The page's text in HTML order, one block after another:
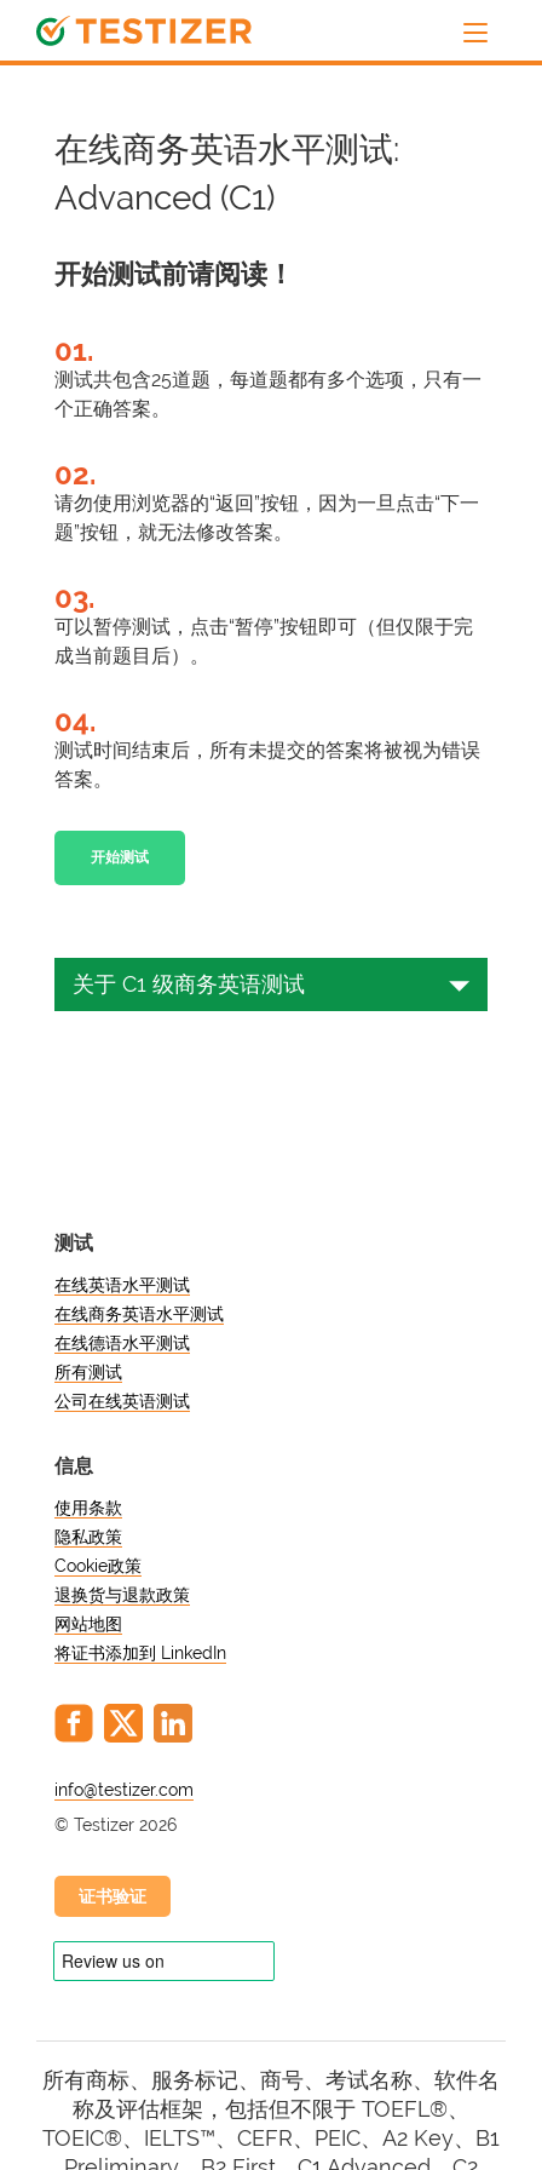
在线商务英语水平测试:
Advanced (C1)
开始测试前请阅读！
01.
测试共包含25道题，每道题都有多个选项，只有一
个正确答案。
02.
请勿使用浏览器的“返回”按钮，因为一旦点击“下一
题”按钮，就无法修改答案。
03.
可以暂停测试，点击“暂停”按钮即可（但仅限于完
成当前题目后）。
04.
测试时间结束后，所有未提交的答案将被视为错误
答案。
开始测试
关于 C1 级商务英语测试
在提升职业前景的专业人士，这篇文章都
值得一读。
什么是商务英语能力？
交流所需的语言技能水平。它包含广泛的
语言能力，包括读、写、说和听。熟练掌
握商务英语可以让个人流畅、自发地表达
自己的观点，灵活、有效地使用语言进行
社交、学术和专业交流，并理解和制作各
种主题的复杂文本。
为什么商务英语能力很重要？
接不同国家专业人士的通用语言。公司需
要能够与国际客户、合作伙伴和同事有效
力可以为您提供更多的工作机会，增加您
的职业晋升机会，并使您能够从事结构合
合灵活有效地沟通，确保语言障碍不会阻
碍你的成长和成功。
如何在线测试英语技能
和确定需要改进的领域的重要一步。幸运
的是，有几个在线平台提供免费的商务英
语测试。这些测试按照《欧洲语言共同参
测试
在线英语水平测试
在线商务英语水平测试
在线德语水平测试
所有测试
公司在线英语测试
信息
使用条款
隐私政策
Cookie政策
退换货与退款政策
网站地图
将证书添加到 LinkedIn
@
© Testizer 2026
证书验证
所有商标、服务标记、商号、考试名称、软件名
称及评估框架，包括但不限于 TOEFL®、
TOEIC®、IELTS™、CEFR、PEIC、A2 Key、B1